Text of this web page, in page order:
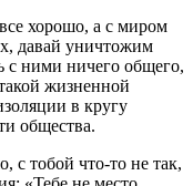
хорошо, а с миром
давай уничтожим
с ними ничего общего,
жизненной
в кругу
общества.
тобой что-то не так,